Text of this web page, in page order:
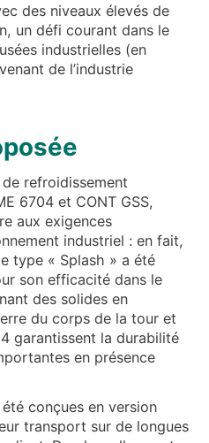
des niveaux élevés de
un défi courant dans le
industrielles (en
de l’industrie
refroidissement
6704 et CONT GSS,
aux exigences
industriel : en fait,
type « Splash » a été
son efficacité dans le
des solides en
du corps de la tour et
garantissent la durabilité
en présence
conçues en version
transport sur de longues